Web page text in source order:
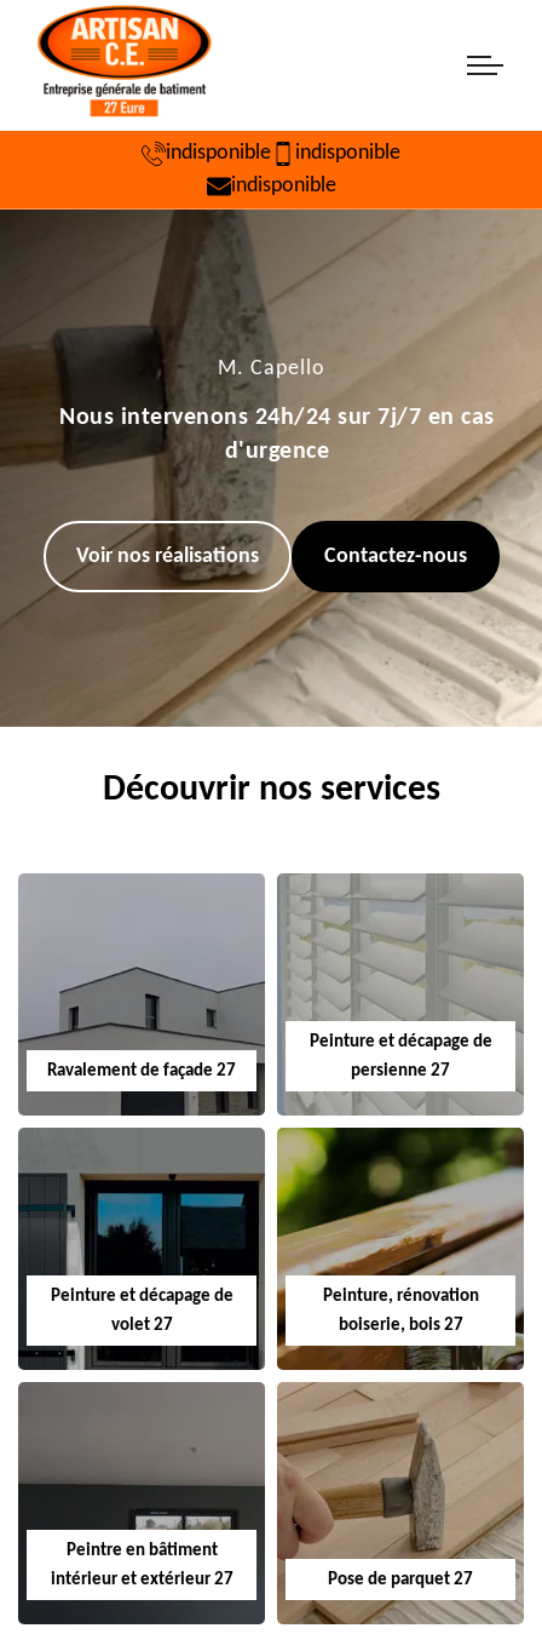
indisponible
indisponible
indisponible
M. Capello
Nous intervenons 24h/24 sur 7j/7 en cas
d'urgence
Voir nos réalisations Contactez-nous
Découvrir nos services
Ravalement de façade 27
Peinture et décapage de
persienne 27
Peinture et décapage de
volet 27
Peinture, rénovation
boiserie, bois 27
Peintre en bâtiment
intérieur et extérieur 27
Pose de parquet 27